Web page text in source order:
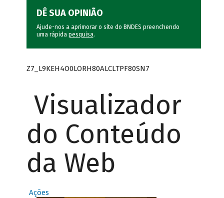
DÊ SUA OPINIÃO
Ajude-nos a aprimorar o site do BNDES preenchendo
uma rápida pesquisa.
Z7_L9KEH4O0LORH80ALCLTPF80SN7
Visualizador
do Conteúdo
da Web
Ações